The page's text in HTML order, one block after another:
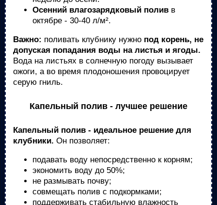
Осенний влагозарядковый полив в
октябре - 30-40 л/м².
Важно: поливать клубнику нужно под корень, не
допуская попадания воды на листья и ягоды.
Вода на листьях в солнечную погоду вызывает
ожоги, а во время плодоношения провоцирует
серую гниль.
Капельный полив - лучшее решение
Капельный полив - идеальное решение для
клубники. Он позволяет:
подавать воду непосредственно к корням;
экономить воду до 50%;
не размывать почву;
совмещать полив с подкормками;
поддерживать стабильную влажность